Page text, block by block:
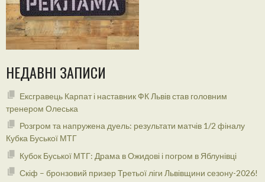
НЕДАВНІ ЗАПИСИ
Ексгравець Карпат і наставник ФК Львів став головним
тренером Олеська
Розгром та напружена дуель: результати матчів 1/2 фіналу
Кубка Буської МТГ
Кубок Буської МТГ: Драма в Ожидові і погром в Яблунівці
Скіф – бронзовий призер Третьої ліги Львівщини сезону-2026!